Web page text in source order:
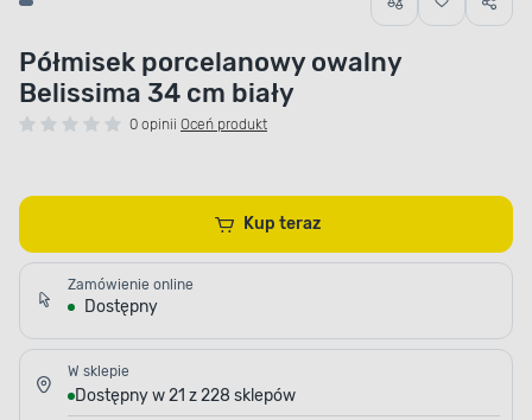
Półmisek porcelanowy owalny
Belissima 34 cm biały
0 opinii Oceń produkt
Kup teraz
Zamówienie online
Dostępny
W sklepie
Dostępny w 21 z 228 sklepów